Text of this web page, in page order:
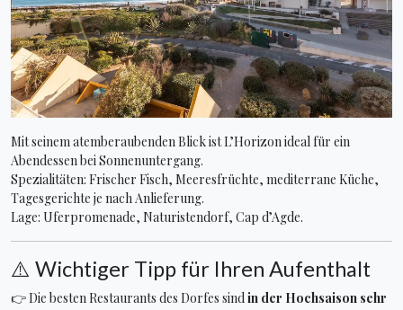
Mit seinem atemberaubenden Blick ist L’Horizon ideal für ein
Abendessen bei Sonnenuntergang.
Spezialitäten: Frischer Fisch, Meeresfrüchte, mediterrane Küche,
Tagesgerichte je nach Anlieferung.
Lage: Uferpromenade, Naturistendorf, Cap d’Agde.
⚠️ Wichtiger Tipp für Ihren Aufenthalt
👉 Die besten Restaurants des Dorfes sind in der Hochsaison sehr